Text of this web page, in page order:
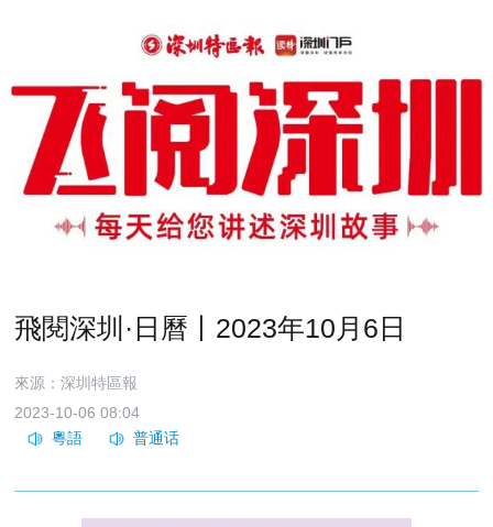
飛閱深圳·日曆丨2023年10月6日
來源：深圳特區報
2023-10-06 08:04